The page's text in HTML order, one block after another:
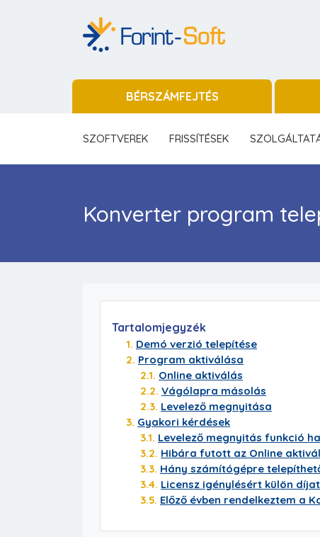
BÉRSZÁMFEJTÉS
SZOFTVEREK FRISSÍTÉSEK
Konverter program
Tartalomjegyzék
Demó verzió telepítése
Program aktiválása
Online aktiválás
Vágólapra másolás
Levelező megnyitása
Gyakori kérdések
Levelező megnyitás funkció
Hibára futott az Online
Hány számítógépre
Licensz igénylésért külön
Előző évben rendelkeztem a